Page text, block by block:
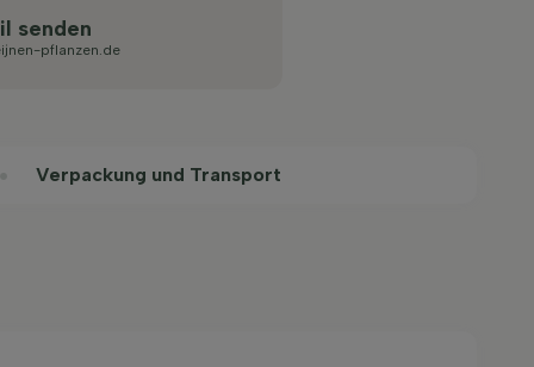
senden
pflanzen.de
Verpackung und Transport